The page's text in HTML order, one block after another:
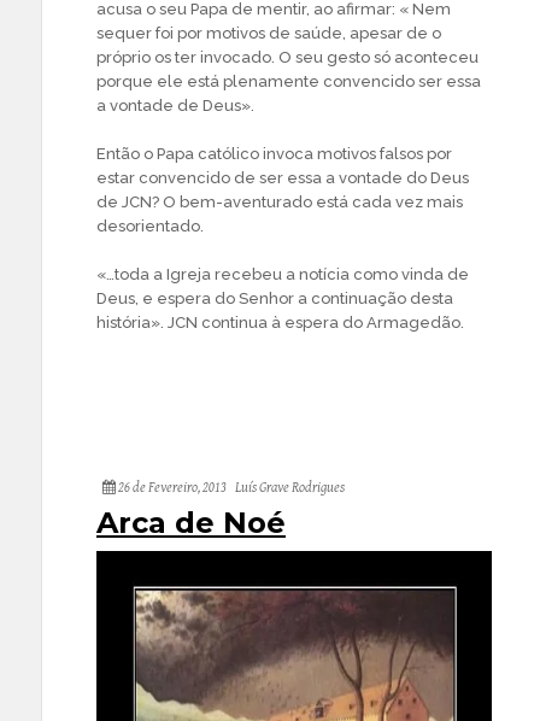
acusa o seu Papa de mentir, ao afirmar: « Nem
sequer foi por motivos de saúde, apesar de o
próprio os ter invocado. O seu gesto só aconteceu
porque ele está plenamente convencido ser essa
a vontade de Deus».
Então o Papa católico invoca motivos falsos por
estar convencido de ser essa a vontade do Deus
de JCN? O bem-aventurado está cada vez mais
desorientado.
«…toda a Igreja recebeu a notícia como vinda de
Deus, e espera do Senhor a continuação desta
história». JCN continua à espera do Armagedão.
26 de Fevereiro, 2013 Luís Grave Rodrigues
Arca de Noé